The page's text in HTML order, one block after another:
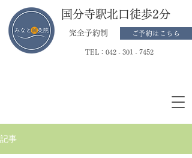
国分寺駅北口徒歩2分
完全予約制 ご予約はこちら
TEL： 042 - 301 - 7452
記事